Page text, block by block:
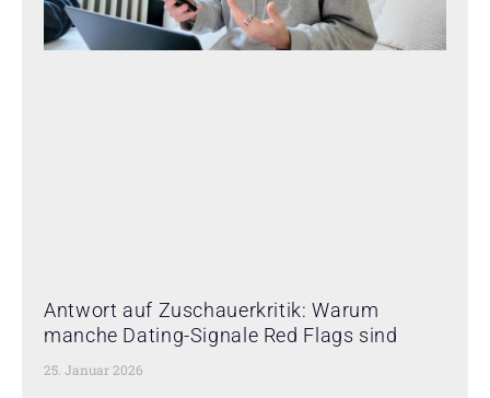
Antwort auf Zuschauerkritik: Warum
manche Dating-Signale Red Flags sind
25. Januar 2026